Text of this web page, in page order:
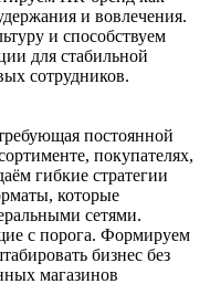
и вовлечения.
и способствуем
для стабильной
сотрудников.
постоянной
покупателях,
гибкие стратегии
которые
сетями.
с порога. Формируем
бизнес без
магазинов